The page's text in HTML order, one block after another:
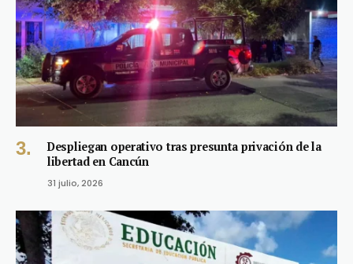
Despliegan operativo tras presunta privación de la
libertad en Cancún
31 julio, 2026